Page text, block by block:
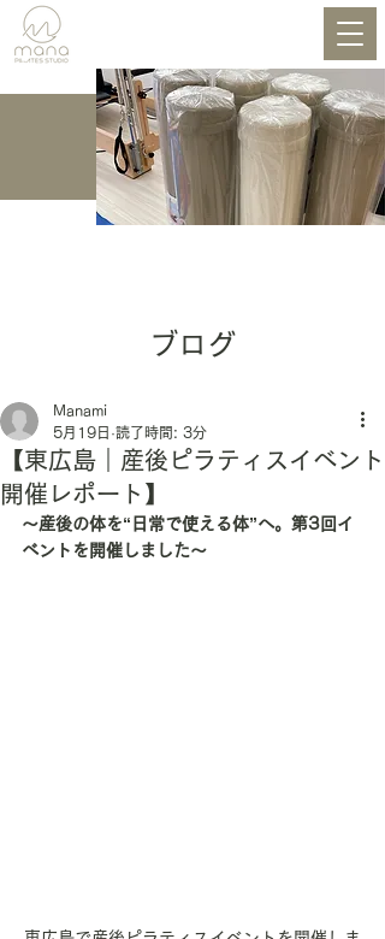
ブログ
【東広島｜産後ピラティスイベント
開催レポート】
Manami
5月19日 読了時間: 3分
〜産後の体を“日常で使える体”へ。第3回イ
ベントを開催しました〜